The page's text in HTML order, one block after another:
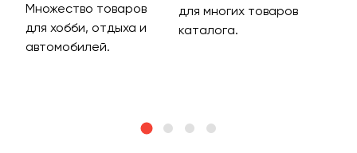
Множество товаров
для хобби, отдыха и
автомобилей.
для многих товаров
каталога.